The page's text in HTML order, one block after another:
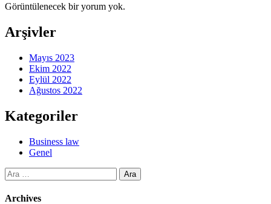
Görüntülenecek bir yorum yok.
Arşivler
Mayıs 2023
Ekim 2022
Eylül 2022
Ağustos 2022
Kategoriler
Business law
Genel
Arama:
Archives